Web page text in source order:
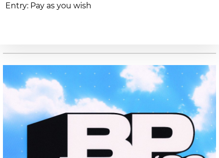
Entry: Pay as you wish